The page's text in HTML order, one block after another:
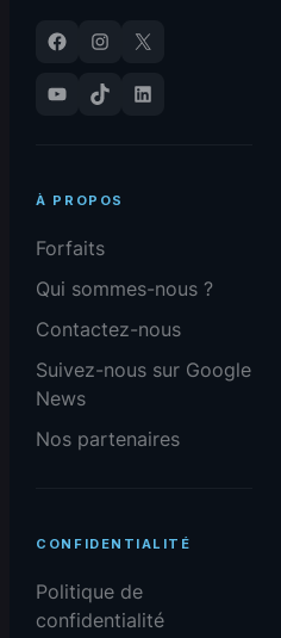
Facebook Instagram
X
YouTube
TikTok LinkedIn
À PROPOS
Forfaits
Qui sommes-nous ?
Contactez-nous
Suivez-nous sur Google
News
Nos partenaires
CONFIDENTIALITÉ
Politique de
confidentialité